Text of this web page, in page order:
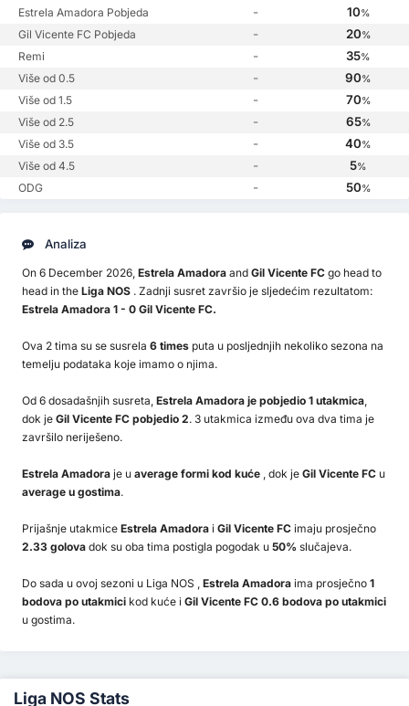
Estrela Amadora Pobjeda - 10%
Gil Vicente FC Pobjeda - 20%
Remi - 35%
Više od 0.5 - 90%
Više od 1.5 - 70%
Više od 2.5 - 65%
Više od 3.5 - 40%
Više od 4.5 - 5%
ODG - 50%
Analiza
On 6 December 2026, Estrela Amadora and Gil Vicente FC go head to
head in the Liga NOS . Zadnji susret završio je sljedećim rezultatom:
Estrela Amadora 1 - 0 Gil Vicente FC.
Ova 2 tima su se susrela 6 times puta u posljednjih nekoliko sezona na
temelju podataka koje imamo o njima.
Od 6 dosadašnjih susreta, Estrela Amadora je pobjedio 1 utakmica,
dok je Gil Vicente FC pobjedio 2. 3 utakmica između ova dva tima je
završilo neriješeno.
Estrela Amadora je u average formi kod kuće , dok je Gil Vicente FC u
average u gostima.
Prijašnje utakmice Estrela Amadora i Gil Vicente FC imaju prosječno
2.33 golova dok su oba tima postigla pogodak u 50% slučajeva.
Do sada u ovoj sezoni u Liga NOS , Estrela Amadora ima prosječno 1
bodova po utakmici kod kuće i Gil Vicente FC 0.6 bodova po utakmici
u gostima.
Liga NOS Stats